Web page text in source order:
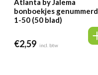
Atlanta by Jalema
bonboekjes genummerd
1-50 (50 blad)
€2,59 incl. btw